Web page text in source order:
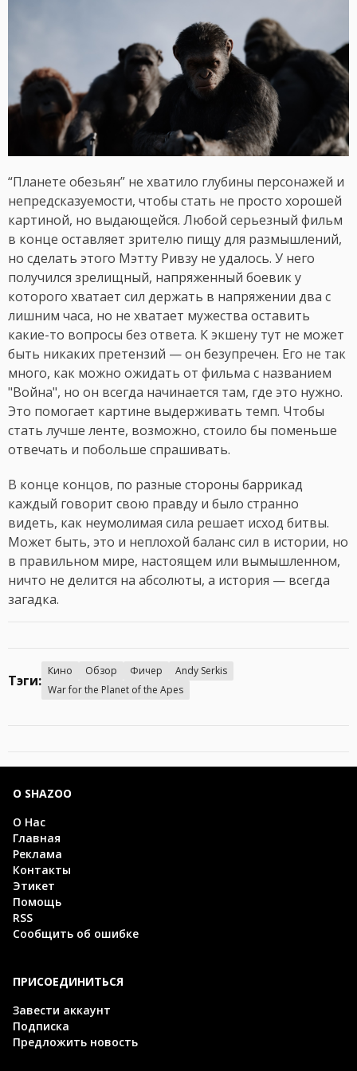
“Планете обезьян” не хватило глубины персонажей и
непредсказуемости, чтобы стать не просто хорошей
картиной, но выдающейся. Любой серьезный фильм
в конце оставляет зрителю пищу для размышлений,
но сделать этого Мэтту Ривзу не удалось. У него
получился зрелищный, напряженный боевик у
которого хватает сил держать в напряжении два с
лишним часа, но не хватает мужества оставить
какие-то вопросы без ответа. К экшену тут не может
быть никаких претензий — он безупречен. Его не так
много, как можно ожидать от фильма с названием
"Война", но он всегда начинается там, где это нужно.
Это помогает картине выдерживать темп. Чтобы
стать лучше ленте, возможно, стоило бы поменьше
отвечать и побольше спрашивать.
В конце концов, по разные стороны баррикад
каждый говорит свою правду и было странно
видеть, как неумолимая сила решает исход битвы.
Может быть, это и неплохой баланс сил в истории, но
в правильном мире, настоящем или вымышленном,
ничто не делится на абсолюты, а история — всегда
загадка.
Тэги:
Кино Обзор Фичер
Andy Serkis
War for the Planet of the Apes
О SHAZOO
О Нас
Главная
Реклама
Контакты
Этикет
Помощь
RSS
Сообщить об ошибке
ПРИСОЕДИНИТЬСЯ
Завести аккаунт
Подписка
Предложить новость